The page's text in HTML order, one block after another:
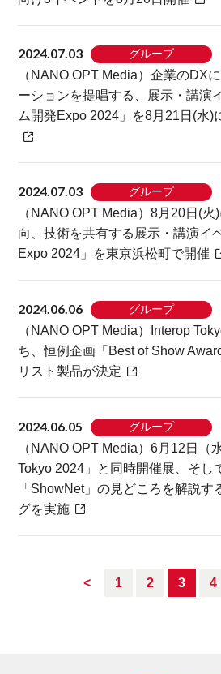
2024.07.03 グループ
（NANO OPT Media）企業のDX
ーションを提唱する、展示・講演
ム開発Expo 2024」を8月21日(水)
2024.07.03 グループ
（NANO OPT Media）8月20日(
向、技術を共有する展示・講演イ
Expo 2024」を東京浜松町で開催
2024.06.06 グループ
（NANO OPT Media）Interop
ち、恒例企画「Best of Show
リスト製品が決定
2024.06.05 グループ
（NANO OPT Media）6月12日（
Tokyo 2024」と同時開催展、そし
「ShowNet」の見どころを解説す
グを実施
< 1 2 3 4